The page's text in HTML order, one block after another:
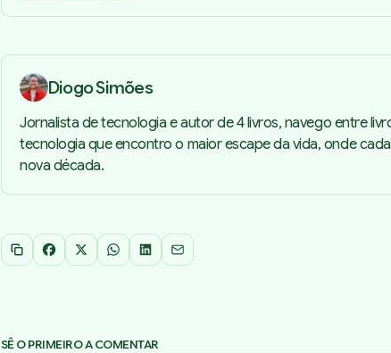
Diogo Simões
Jornalista de tecnologia e autor de 4 livros, navego entre
tecnologia que encontro o maior escape da vida, onde
nova década.
Copiar link
Facebook
X WhatsApp
LinkedInEmail
SÊ O PRIMEIRO A COMENTAR